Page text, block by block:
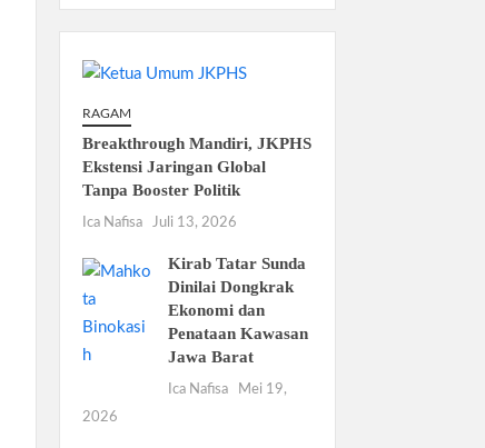
RAGAM
Breakthrough Mandiri, JKPHS
Ekstensi Jaringan Global
Tanpa Booster Politik
Ica Nafisa Juli 13, 2026
Kirab Tatar Sunda
Dinilai Dongkrak
Ekonomi dan
Penataan Kawasan
Jawa Barat
Ica Nafisa
Mei 19,
2026